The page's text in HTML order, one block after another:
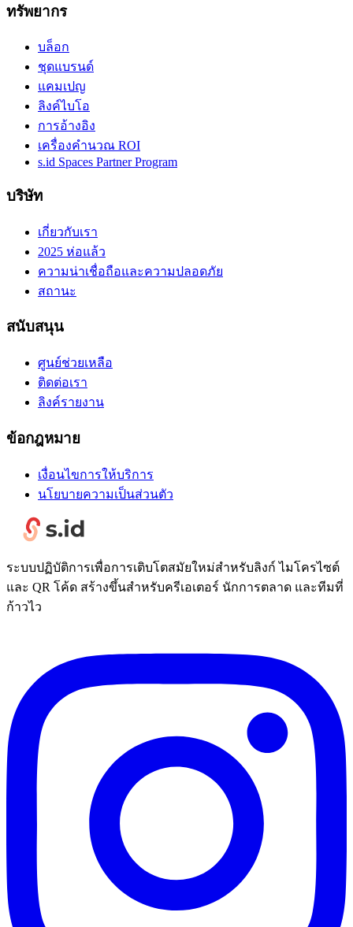
ทรัพยากร
บล็อก
ชุดแบรนด์
แคมเปญ
ลิงค์ไบโอ
การอ้างอิง
เครื่องคำนวณ ROI
s.id Spaces Partner Program
บริษัท
เกี่ยวกับเรา
2025 ห่อแล้ว
ความน่าเชื่อถือและความปลอดภัย
สถานะ
สนับสนุน
ศูนย์ช่วยเหลือ
ติดต่อเรา
ลิงค์รายงาน
ข้อกฎหมาย
เงื่อนไขการให้บริการ
นโยบายความเป็นส่วนตัว
ระบบปฏิบัติการเพื่อการเติบโตสมัยใหม่สำหรับลิงก์ ไมโครไซต์
และ QR โค้ด สร้างขึ้นสำหรับครีเอเตอร์ นักการตลาด และทีมที่
ก้าวไว